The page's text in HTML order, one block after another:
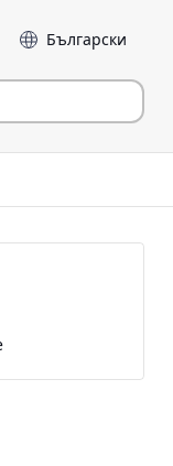
Език